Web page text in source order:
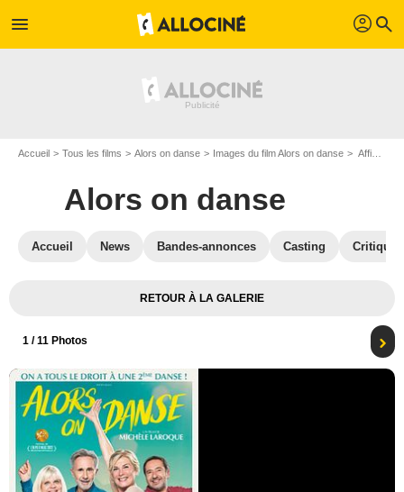
menu profil search
Accueil Tous les films Alors on danse Images du film Alors on danse Affiche du film Alors on danse - Photo 1
Alors on danse
Accueil News Bandes-annonces Casting
RETOUR À LA GALERIE
1 / 11 Photos